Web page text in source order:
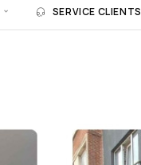
SERVICE CLIENTS